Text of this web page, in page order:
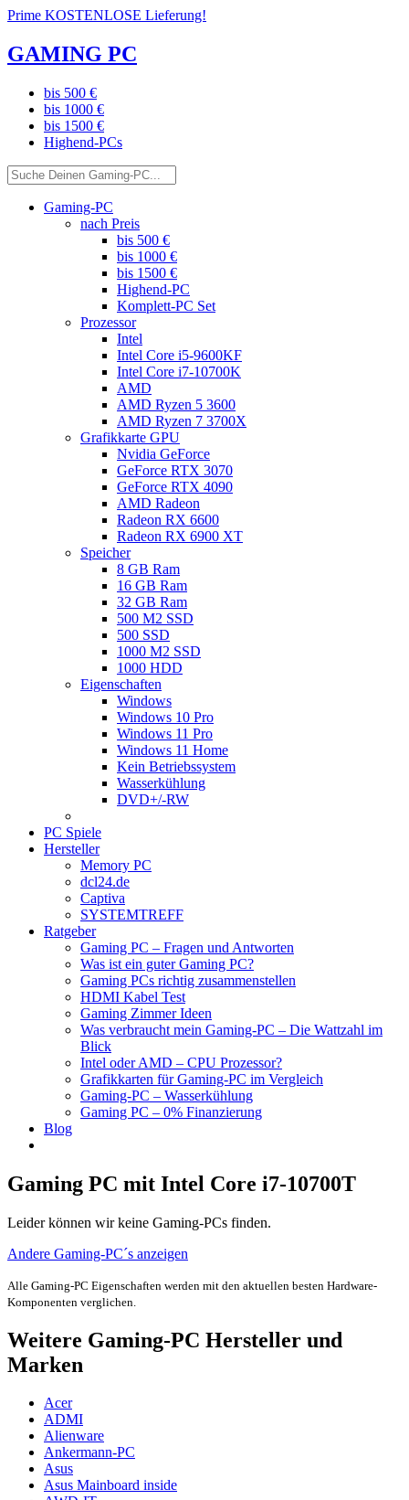
Prime KOSTENLOSE Lieferung!
GAMING PC
bis 500 €
bis 1000 €
bis 1500 €
Highend-PCs
Gaming-PC
nach Preis
bis 500 €
bis 1000 €
bis 1500 €
Highend-PC
Komplett-PC Set
Prozessor
Intel
Intel Core i5-9600KF
Intel Core i7-10700K
AMD
AMD Ryzen 5 3600
AMD Ryzen 7 3700X
Grafikkarte GPU
Nvidia GeForce
GeForce RTX 3070
GeForce RTX 4090
AMD Radeon
Radeon RX 6600
Radeon RX 6900 XT
Speicher
8 GB Ram
16 GB Ram
32 GB Ram
500 M2 SSD
500 SSD
1000 M2 SSD
1000 HDD
Eigenschaften
Windows
Windows 10 Pro
Windows 11 Pro
Windows 11 Home
Kein Betriebssystem
Wasserkühlung
DVD+/-RW
PC Spiele
Hersteller
Memory PC
dcl24.de
Captiva
SYSTEMTREFF
Ratgeber
Gaming PC – Fragen und Antworten
Was ist ein guter Gaming PC?
Gaming PCs richtig zusammenstellen
HDMI Kabel Test
Gaming Zimmer Ideen
Was verbraucht mein Gaming-PC – Die Wattzahl im
Blick
Intel oder AMD – CPU Prozessor?
Grafikkarten für Gaming-PC im Vergleich
Gaming-PC – Wasserkühlung
Gaming PC – 0% Finanzierung
Blog
Gaming PC mit Intel Core i7-10700T
Leider können wir keine Gaming-PCs finden.
Andere Gaming-PC´s anzeigen
Alle Gaming-PC Eigenschaften werden mit den aktuellen besten Hardware-
Komponenten verglichen.
Weitere Gaming-PC Hersteller und
Marken
Acer
ADMI
Alienware
Ankermann-PC
Asus
Asus Mainboard inside